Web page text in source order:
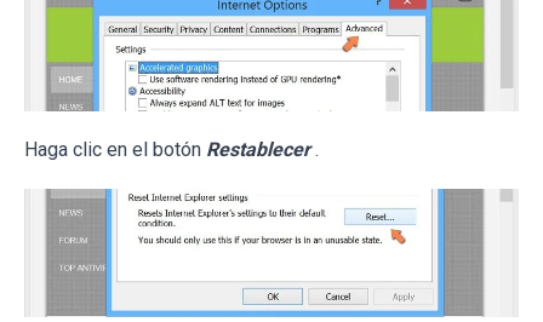
Haga clic en el botón Restablecer .